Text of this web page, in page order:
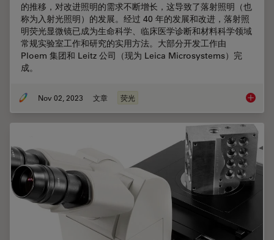
的推移，对改进照明的需求不断增长，这导致了落射照明（也
称为入射光照明）的发展。经过 40 年的发展和改进，落射照
明荧光显微镜已成为生命科学、临床医学诊断和材料科学领域
常规实验室工作和研究的实用方法。大部分开发工作由
Ploem 集团和 Leitz 公司（现为 Leica Microsystems）完
成。
Nov 02, 2023 文章 荧光 落射荧